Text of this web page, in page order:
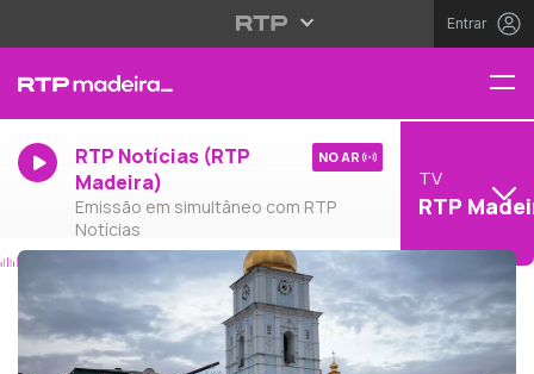
Entrar
RTP Notícias (RTP
Madeira)
Emissão em simultâneo com RTP
Notícias
NO AR
TV
RTP